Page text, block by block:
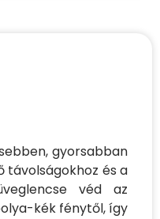
gyorsabban
távolságokhoz és a
véd az
kék fénytől, így